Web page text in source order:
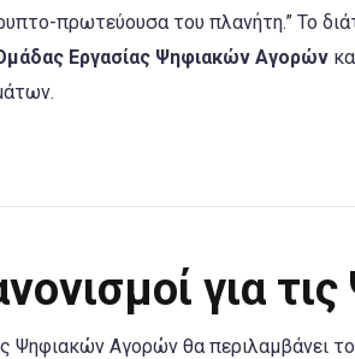
πρωτεύουσα του πλανήτη.” Το
Εργασίας Ψηφιακών Αγορών
για
Ψηφιακών Αγορών θα περιλαμβάνει